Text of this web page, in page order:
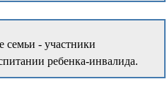
семьи - участники
ребенка-инвалида.